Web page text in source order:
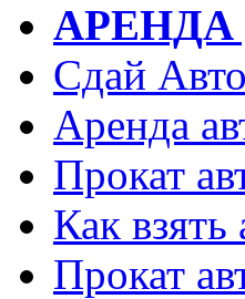
Сдай
Аренда
Прокат
Как взять
Прокат